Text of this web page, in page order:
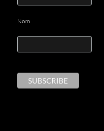
Nom